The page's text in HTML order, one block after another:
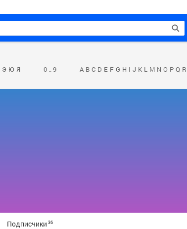
Э Ю Я 0 .. 9 A B C D E F G H I J K L M N O P Q R
Подписчики 36